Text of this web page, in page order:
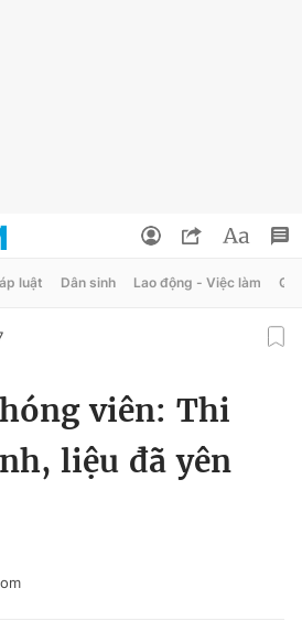
luật Dân sinh Lao động - Việc làm
viên: Thi
liệu đã yên